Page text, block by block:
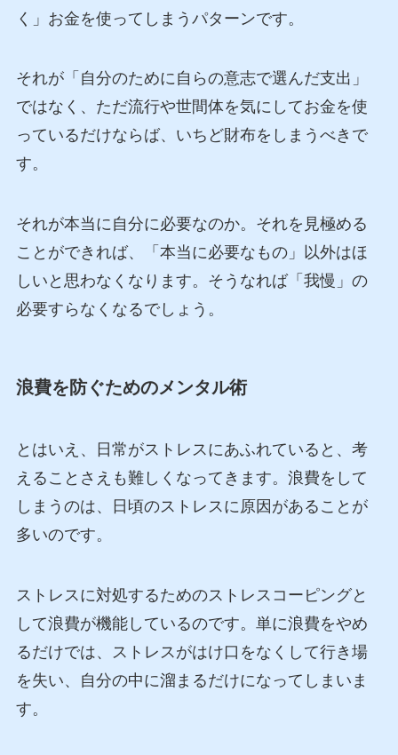
く」お金を使ってしまうパターンです。
それが「自分のために自らの意志で選んだ支出」
ではなく、ただ流行や世間体を気にしてお金を使
っているだけならば、いちど財布をしまうべきで
す。
それが本当に自分に必要なのか。それを見極める
ことができれば、「本当に必要なもの」以外はほ
しいと思わなくなります。そうなれば「我慢」の
必要すらなくなるでしょう。
浪費を防ぐためのメンタル術
とはいえ、日常がストレスにあふれていると、考
えることさえも難しくなってきます。浪費をして
しまうのは、日頃のストレスに原因があることが
多いのです。
ストレスに対処するためのストレスコーピングと
して浪費が機能しているのです。単に浪費をやめ
るだけでは、ストレスがはけ口をなくして行き場
を失い、自分の中に溜まるだけになってしまいま
す。